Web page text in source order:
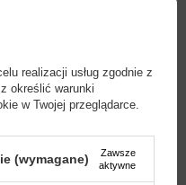
realizacji usług zgodnie z
określić warunki
w Twojej przeglądarce.
(wymagane)
Zawsze
aktywne